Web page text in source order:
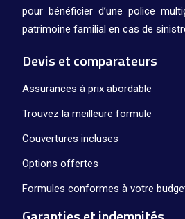
pour bénéficier d’une police
patrimoine familial en cas de
Devis et comparateurs
Assurances à prix abordable
Trouvez la meilleure formule
Couvertures incluses
Options offertes
Formules conformes à votre